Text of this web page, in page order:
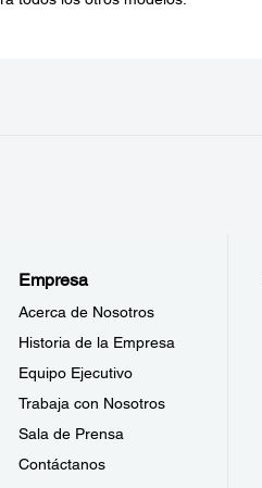
Empresa
Acerca de Nosotros
Historia de la Empresa
Equipo Ejecutivo
Trabaja con Nosotros
Sala de Prensa
Contáctanos